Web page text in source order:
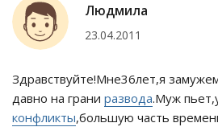
Людмила
23.04.2011
Здравствуйте!Мне36лет,я
давно на грани развода.Муж
конфликты,большую часть